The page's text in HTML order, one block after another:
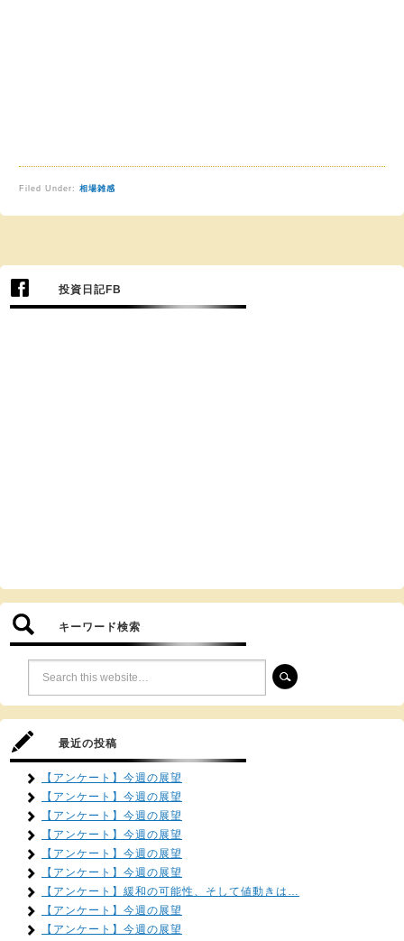
Filed Under: 相場雑感
投資日記FB
キーワード検索
最近の投稿
【アンケート】今週の展望
【アンケート】今週の展望
【アンケート】今週の展望
【アンケート】今週の展望
【アンケート】今週の展望
【アンケート】今週の展望
【アンケート】緩和の可能性、そして値動きは…
【アンケート】今週の展望
【アンケート】今週の展望